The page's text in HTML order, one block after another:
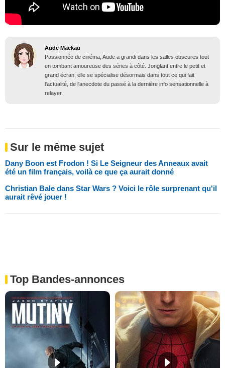
Aude Mackau
Passionnée de cinéma, Aude a grandi dans les salles obscures tout
en tombant amoureuse des séries à côté. Jonglant entre le petit et
grand écran, elle se spécialise désormais dans tout ce qui fait
l'actualité, de l'anecdote du passé à la dernière info sensationnelle à
relayer.
Sur le même sujet
Dany Boon est Frodon ! Si Le Seigneur des Anneaux avait
été un film français, voilà ce que ça aurait donné
Christian Bale dans Star Wars ? Voici le rôle surprenant qu'il
aurait rêvé jouer !
Top Bandes-annonces